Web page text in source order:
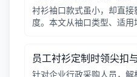
衬衫袖口款式虽小，却直
度。本文从袖口类型、适用
员工衬衫定制时领尖扣
针对企业行政采购人员，